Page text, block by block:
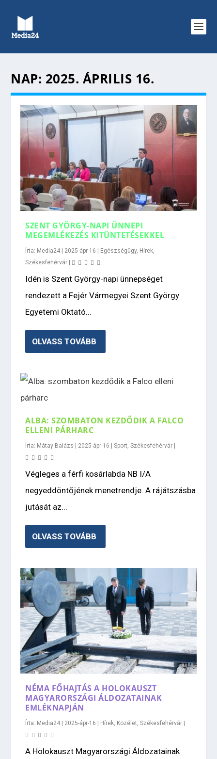
NAP: 2025. ÁPRILIS 16.
SZENT GYÖRGY-NAPI ÜNNEPI
MEGEMLÉKEZÉS KITÜNTETÉSEKKEL
Írta: Media24 | 2025-ápr-16 | Egészségügy, Hírek
Székesfehérvár |
Idén is Szent György-napi ünnepséget
rendezett a Fejér Vármegyei Szent György
Egyetemi Oktató...
OLVASS TOVÁBB
ALBA: SZOMBATON KEZDŐDIK A FALCO
ELLENI PÁRHARC
Írta: Mátay Balázs | 2025-ápr-16 |Sport ,Székesfehérvár |
Végleges a férfi kosárlabda NB I/A
negyeddöntőjének menetrendje. A rájátszásba
jutását az...
OLVASS TOVÁBB
NÉMA FŐHAJTÁS A HOLOKAUSZT
MAGYARORSZÁGI ÁLDOZATAINAK
EMLÉKNAPJÁN
Írta: Media24 | 2025-ápr-16 | Hírek Közélet ,Székesfehérvár |
A Holokauszt Magyarországi Áldozatainak